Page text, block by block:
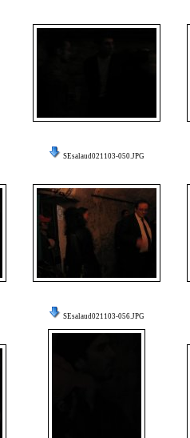
SEsalaud021103-050.JPG
SEsalaud021103-056.JPG